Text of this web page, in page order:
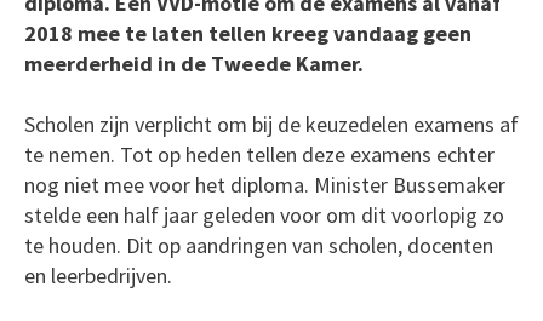
2018 mee te laten tellen kreeg vandaag geen
meerderheid in de Tweede Kamer.
Scholen zijn verplicht om bij de keuzedelen examens af
te nemen. Tot op heden tellen deze examens echter
nog niet mee voor het diploma. Minister Bussemaker
stelde een half jaar geleden voor om dit voorlopig zo
te houden. Dit op aandringen van scholen, docenten
en leerbedrijven.